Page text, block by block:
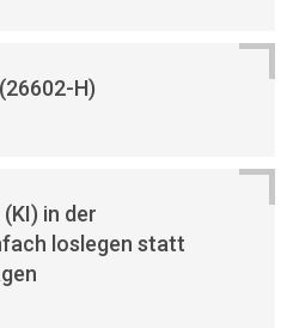
H)
in der
loslegen statt